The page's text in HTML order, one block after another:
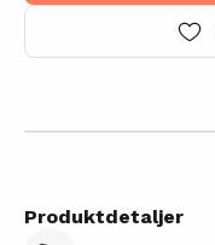
Produktdetaljer